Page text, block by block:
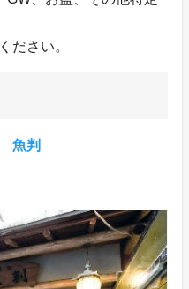
ださい。
魚判